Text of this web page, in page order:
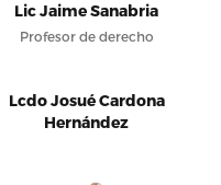
Lic Jaime Sanabria
Profesor de derecho
Lcdo Josué Cardona
Hernández